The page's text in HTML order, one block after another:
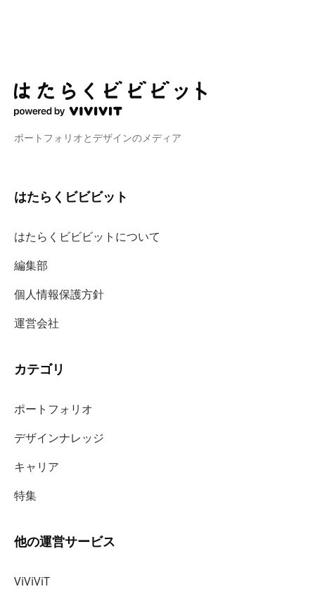
ポートフォリオとデザインのメディア
はたらくビビビット
はたらくビビビットについて
編集部
個人情報保護方針
運営会社
カテゴリ
ポートフォリオ
デザインナレッジ
キャリア
特集
他の運営サービス
ViViViT